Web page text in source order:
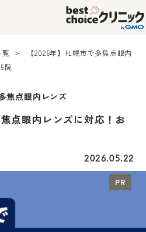
覧
【2026年】札幌市で多焦点眼内
院
焦点眼内レンズ
点眼内レンズに対応！お
2026.05.22